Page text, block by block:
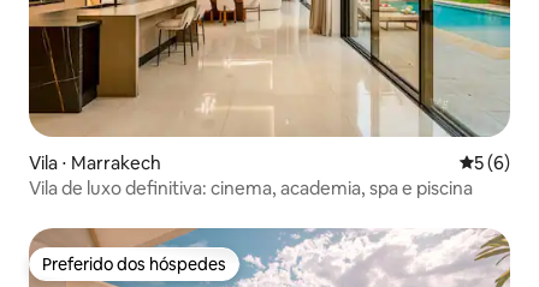
Vila ⋅ Marrakech 5 de
5 (6)
Vila de luxo definitiva: cinema, academia, spa e piscina
Preferido dos hóspedes
Preferido dos hóspedes